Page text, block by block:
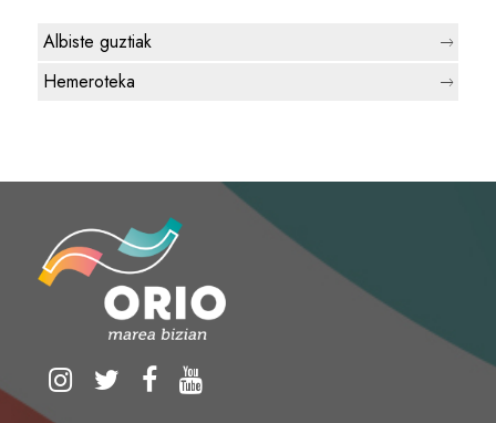
Albiste guztiak
Hemeroteka